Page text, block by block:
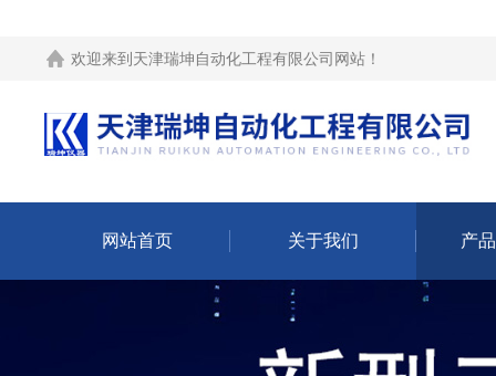
欢迎来到 天津瑞坤自动化工程有限公司网站 ！
网站首页 关于我们 产